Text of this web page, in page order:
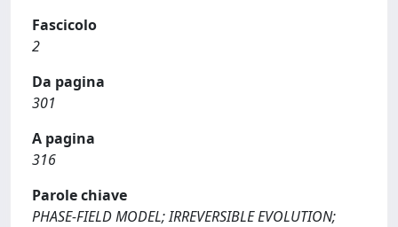
Fascicolo
2
Da pagina
301
A pagina
316
Parole chiave
PHASE-FIELD MODEL; IRREVERSIBLE EVOLUTION;